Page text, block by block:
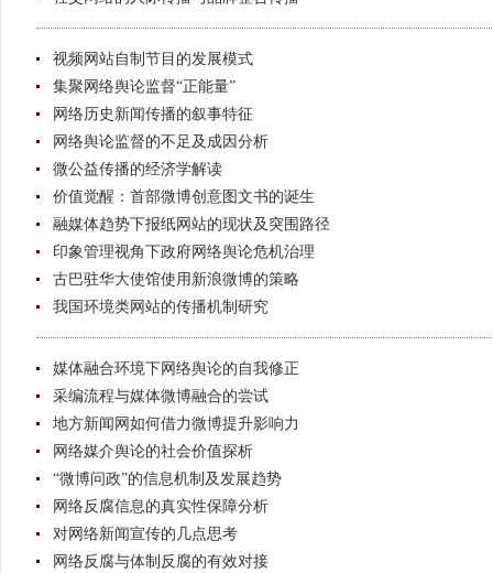
视频网站自制节目的发展模式
集聚网络舆论监督“正能量”
网络历史新闻传播的叙事特征
网络舆论监督的不足及成因分析
微公益传播的经济学解读
价值觉醒：首部微博创意图文书的诞生
融媒体趋势下报纸网站的现状及突围路径
印象管理视角下政府网络舆论危机治理
古巴驻华大使馆使用新浪微博的策略
我国环境类网站的传播机制研究
媒体融合环境下网络舆论的自我修正
采编流程与媒体微博融合的尝试
地方新闻网如何借力微博提升影响力
网络媒介舆论的社会价值探析
“微博问政”的信息机制及发展趋势
网络反腐信息的真实性保障分析
对网络新闻宣传的几点思考
网络反腐与体制反腐的有效对接